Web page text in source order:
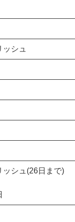
シュ
ッシュ(26日まで)